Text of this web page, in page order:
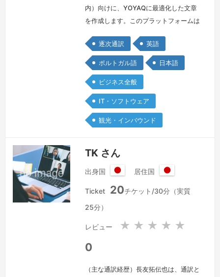
内）向けに、YOYAQに最適化した文章
を作成します。このプラットフォームは
で、そこを意識した内容にします。自己
紹介欄にそのままコピペできる文章：日
本語・英語・ポルトガル語（本国）の3
言語を母国語レベルで操るトライリンガ
ル通訳者です。幼少期をポルトガルで過
ごし、3言語を自然な環境で習得しまし
た。それぞれの言語の文化的背景と語感
逐次通訳 英語
ポルトガル語 日本語
ビジネス全般
IT・ソフトウェア
観光・インバウンド
TK さん
出身国
本
居住国
本
Ticket 20チケット/30分（実質
25分）
レビュー ★ ★ ★ ★ ★
0
（主な通訳経歴）長友拓伝也は、通訳と